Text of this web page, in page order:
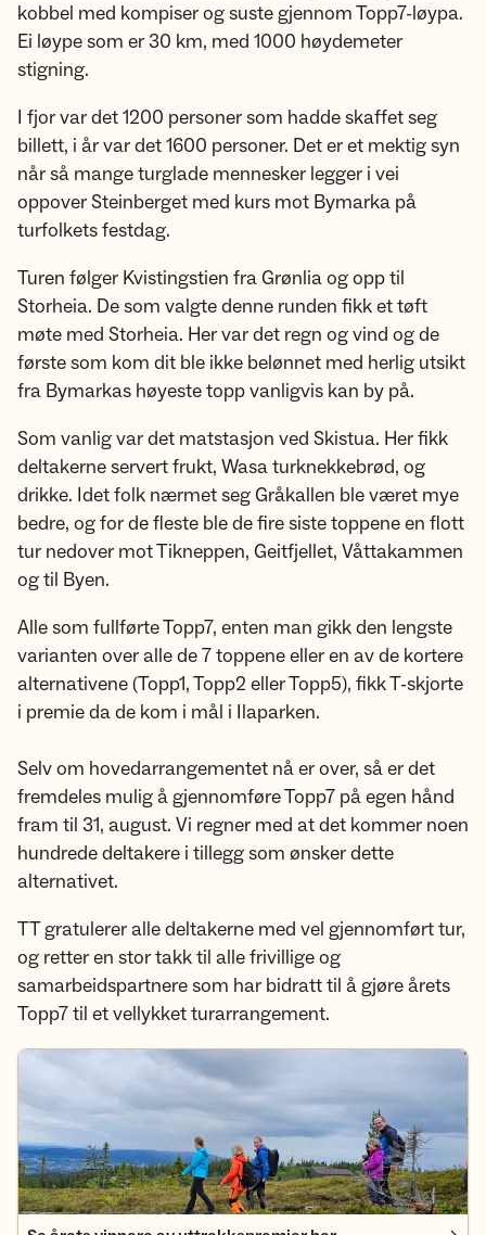
kobbel med kompiser og suste gjennom Topp7-løypa.
Ei løype som er 30 km, med 1000 høydemeter
stigning.
I fjor var det 1200 personer som hadde skaffet seg
billett, i år var det 1600 personer. Det er et mektig syn
når så mange turglade mennesker legger i vei
oppover Steinberget med kurs mot Bymarka på
turfolkets festdag.
Turen følger Kvistingstien fra Grønlia og opp til
Storheia. De som valgte denne runden fikk et tøft
møte med Storheia. Her var det regn og vind og de
første som kom dit ble ikke belønnet med herlig utsikt
fra Bymarkas høyeste topp vanligvis kan by på.
Som vanlig var det matstasjon ved Skistua. Her fikk
deltakerne servert frukt, Wasa turknekkebrød, og
drikke. Idet folk nærmet seg Gråkallen ble været mye
bedre, og for de fleste ble de fire siste toppene en flott
tur nedover mot Tikneppen, Geitfjellet, Våttakammen
og til Byen.
Alle som fullførte Topp7, enten man gikk den lengste
varianten over alle de 7 toppene eller en av de kortere
alternativene (Topp1, Topp2 eller Topp5), fikk T-skjorte
i premie da de kom i mål i Ilaparken.
Selv om hovedarrangementet nå er over, så er det
fremdeles mulig å gjennomføre Topp7 på egen hånd
fram til 31, august. Vi regner med at det kommer noen
hundrede deltakere i tillegg som ønsker dette
alternativet.
TT gratulerer alle deltakerne med vel gjennomført tur,
og retter en stor takk til alle frivillige og
samarbeidspartnere som har bidratt til å gjøre årets
Topp7 til et vellykket turarrangement.
Se årets vinnere av uttrekkspremier her